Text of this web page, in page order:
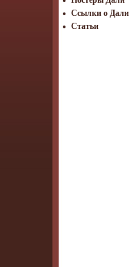
Ссылки о Дали
Статьи